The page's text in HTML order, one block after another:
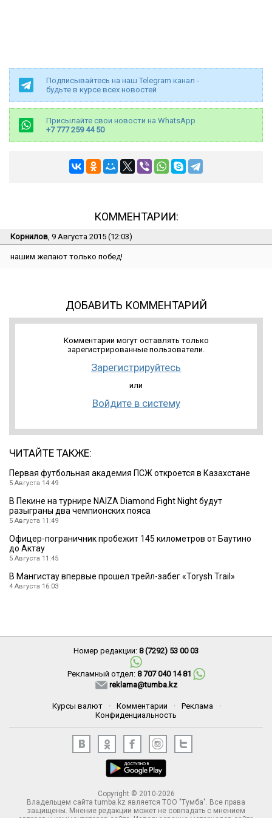
Подписывайтесь на наш Telegram канал -
будьте в курсе всех новостей
Присылайте свои новости на WhatsApp
+7 777 259 44 50
КОММЕНТАРИИ:
Корнилов, 9 Августа 2015 (12:03)
нашим желают только побед!
ДОБАВИТЬ КОММЕНТАРИЙ
Комментарии могут оставлять только
зарегистрированные пользователи.
Зарегистрируйтесь
или
Войдите в систему
ЧИТАЙТЕ ТАКЖЕ:
Первая футбольная академия ПСЖ откроется в Казахстане
5 Августа 14:49
В Пекине на турнире NAIZA Diamond Fight Night будут
разыграны два чемпионских пояса
5 Августа 11:49
Офицер-пограничник пробежит 145 километров от Баутино
до Актау
5 Августа 11:45
В Мангистау впервые прошел трейл-забег «Torysh Trail»
4 Августа 16:03
Номер редакции: 8 (7292) 53 00 03
Рекламный отдел: 8 707 040 14 81
reklama@tumba.kz
Курсы валют · Комментарии · Реклама
·
Конфиденциальность
Copyright © 2010-2026
Владельцем сайта tumba.kz является ТОО "Тумба". Все права
защищены. Мнение редакции может не совпадать с мнением